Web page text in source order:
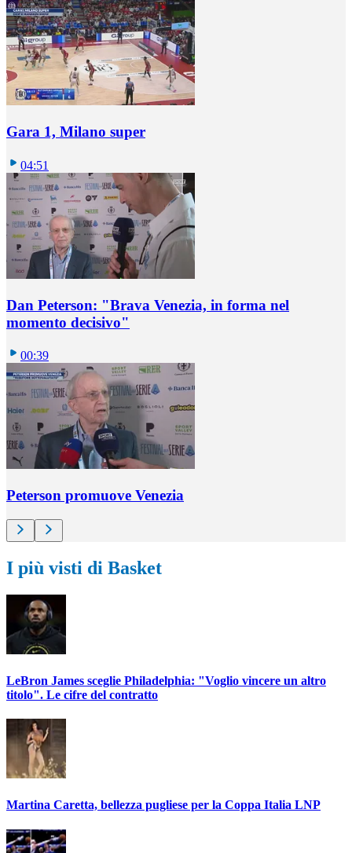
Gara 1, Milano super
04:51
Dan Peterson: "Brava Venezia, in forma nel
momento decisivo"
00:39
Peterson promuove Venezia
I più visti di Basket
LeBron James sceglie Philadelphia: "Voglio vincere un altro
titolo". Le cifre del contratto
Martina Caretta, bellezza pugliese per la Coppa Italia LNP